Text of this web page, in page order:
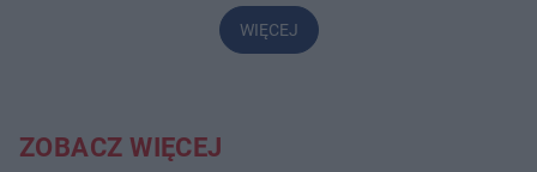
WIĘCEJ
ZOBACZ WIĘCEJ